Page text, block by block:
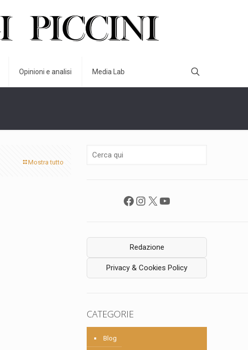
Opinioni e analisi Media Lab
Mostra tutto
Facebook
Instagram
X YouTube
Redazione
Privacy & Cookies Policy
CATEGORIE
Blog